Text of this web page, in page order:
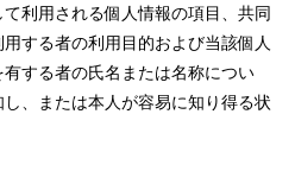
利用される個人情報の項目、共同
する者の利用目的および当該個人
する者の氏名または名称につい
、または本人が容易に知り得る状